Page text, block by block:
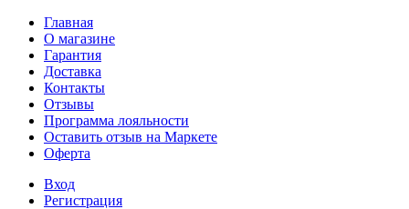
Главная
О магазине
Гарантия
Доставка
Контакты
Отзывы
Программа лояльности
Оставить отзыв на Маркете
Оферта
Вход
Регистрация